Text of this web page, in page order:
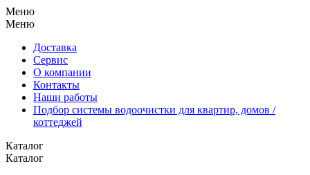
Меню
Меню
Доставка
Сервис
О компании
Контакты
Наши работы
Подбор системы водоочистки для квартир, домов /
коттеджей
Каталог
Каталог